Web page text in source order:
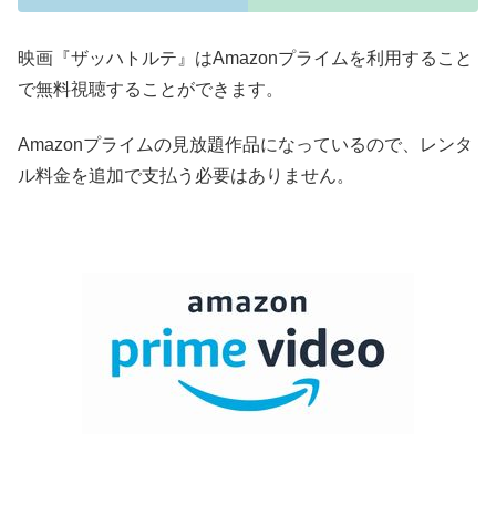
映画『ザッハトルテ』はAmazonプライムを利用すること
で無料視聴することができます。
Amazonプライムの見放題作品になっているので、レンタ
ル料金を追加で支払う必要はありません。